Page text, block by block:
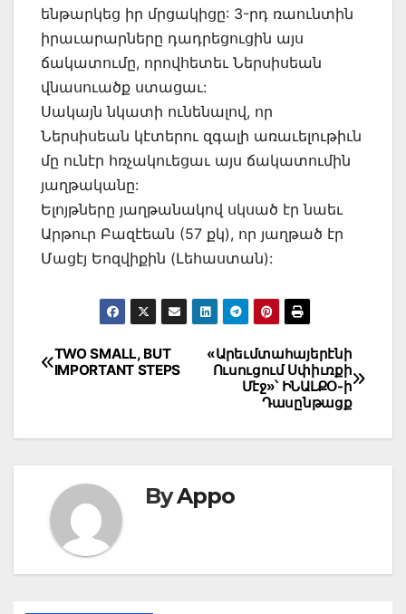
ենթարկեց իր մրցակիցը: 3-րդ ռաունտին
իրաւարարները դադրեցուցին այս
ճակատումը, որովհետեւ Ներսիսեան
վնասուածք ստացաւ:
Սակայն նկատի ունենալով, որ
Ներսիսեան կէտերու զգալի առաւելութիւն
մը ունէր հռչակուեցաւ այս ճակատումին
յաղթականը:
Ելոյթները յաղթանակով սկսած էր նաեւ
Արթուր Բազէեան (57 քկ), որ յաղթած էր
Մացէյ Եոզվիքին (Լեհաստան):
Post
navigation
«Արեւմտահայերէնի
Ուսուցում Սփիւռքի
Մէջ»՝ ԻՆԱԼՔՕ-ի
Դասընթացք
TWO SMALL, BUT
IMPORTANT STEPS
ByAppo